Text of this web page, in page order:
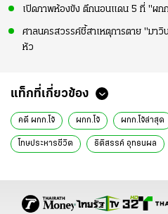
เปิดภาพห้องขัง ตึกนอนแดน 5 ที่ "ผก
ศาลนครสวรรค์ชี้สาเหตุการตาย "มา
หัว
แท็กที่เกี่ยวข้อง
คดี ผกก.โจ้ ผกก.โจ้ ผกก.โจ้ล่าสุด
โทษประหารชีวิต ธิติสรรค์ อุทธนผล